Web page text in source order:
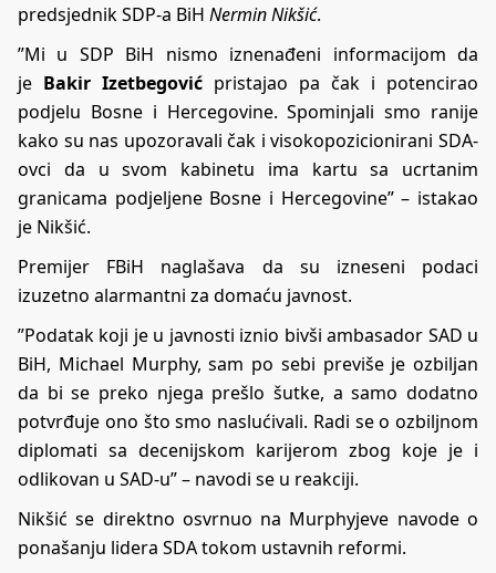
predsjednik SDP-a BiH Nermin Nikšić.
”Mi u SDP BiH nismo iznenađeni informacijom da
je Bakir Izetbegović pristajao pa čak i potencirao
podjelu Bosne i Hercegovine. Spominjali smo ranije
kako su nas upozoravali čak i visokopozicionirani SDA-
ovci da u svom kabinetu ima kartu sa ucrtanim
granicama podjeljene Bosne i Hercegovine” – istakao
je Nikšić.
Premijer FBiH naglašava da su izneseni podaci
izuzetno alarmantni za domaću javnost.
”Podatak koji je u javnosti iznio bivši ambasador SAD u
BiH, Michael Murphy, sam po sebi previše je ozbiljan
da bi se preko njega prešlo šutke, a samo dodatno
potvrđuje ono što smo naslućivali. Radi se o ozbiljnom
diplomati sa decenijskom karijerom zbog koje je i
odlikovan u SAD-u” – navodi se u reakciji.
Nikšić se direktno osvrnuo na Murphyjeve navode o
ponašanju lidera SDA tokom ustavnih reformi.